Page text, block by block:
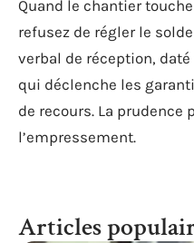
Quand le chantier
refusez de régler le
verbal de réception,
qui déclenche les
de recours. La prudence
l’empressement.
Articles